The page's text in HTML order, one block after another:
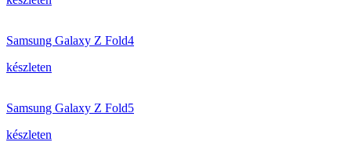
Samsung Galaxy Z Fold4
készleten
Samsung Galaxy Z Fold5
készleten